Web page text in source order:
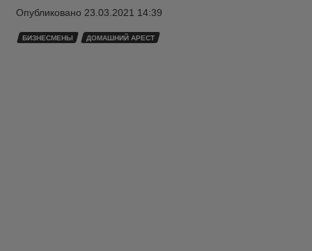
Опубликовано 23.03.2021 14:39
БИЗНЕСМЕНЫ ДОМАШНИЙ АРЕСТ